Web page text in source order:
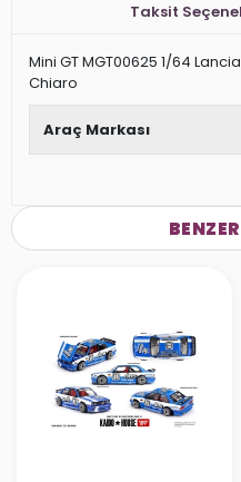
Taksit
Mini GT MGT00625 1/64
Chiaro
Araç Markası